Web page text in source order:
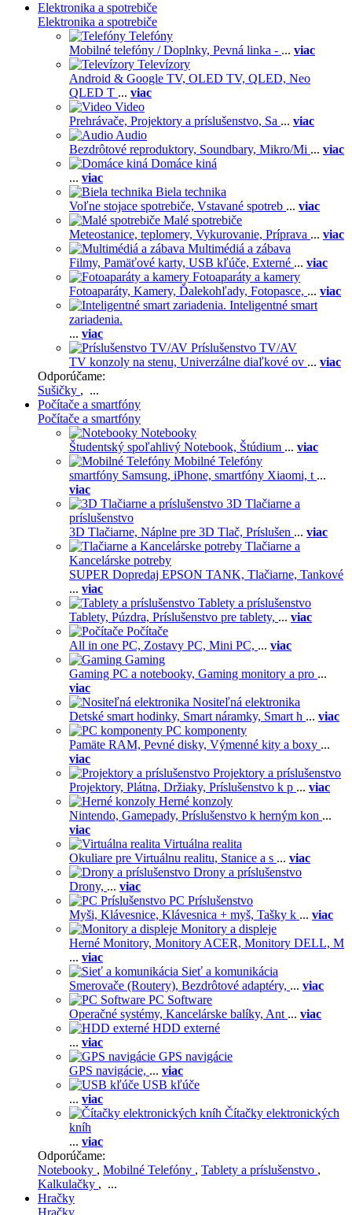
Elektronika a spotrebiče
Elektronika a spotrebiče
Telefóny
Mobilné telefóny / Doplnky, Pevná linka - ... viac
Televízory
Android & Google TV, OLED TV, QLED, Neo
QLED T ... viac
Video
Prehrávače, Projektory a príslušenstvo, Sa ... viac
Audio
Bezdrôtové reproduktory, Soundbary, Mikro/Mi ... viac
Domáce kiná
... viac
Biela technika
Voľne stojace spotrebiče, Vstavané spotreb ... viac
Malé spotrebiče
Meteostanice, teplomery, Vykurovanie, Príprava ... viac
Multimédiá a zábava
Filmy, Pamäťové karty, USB kľúče, Externé ... viac
Fotoaparáty a kamery
Fotoaparáty, Kamery, Ďalekohľady, Fotopasce, ... viac
Inteligentné smart
zariadenia.
... viac
Príslušenstvo TV/AV
TV konzoly na stenu, Univerzálne diaľkové ov ... viac
Odporúčame:
Sušičky , ...
Počítače a smartfóny
Počítače a smartfóny
Notebooky
Študentský spoľahlivý Notebook, Štúdium ... viac
Mobilné Telefóny
smartfóny Samsung, iPhone, smartfóny Xiaomi, t ...
viac
3D Tlačiarne a
príslušenstvo
3D Tlačiarne, Náplne pre 3D Tlač, Príslušen ... viac
Tlačiarne a
Kancelárske potreby
SUPER Dopredaj EPSON TANK, Tlačiarne, Tankové
... viac
Tablety a príslušenstvo
Tablety, Púzdra, Príslušenstvo pre tablety, ... viac
Počítače
All in one PC, Zostavy PC, Mini PC, ... viac
Gaming
Gaming PC a notebooky, Gaming monitory a pro ...
viac
Nositeľná elektronika
Detské smart hodinky, Smart náramky, Smart h ... viac
PC komponenty
Pamäte RAM, Pevné disky, Výmenné kity a boxy ...
viac
Projektory a príslušenstvo
Projektory, Plátna, Držiaky, Príslušenstvo k p ... viac
Herné konzoly
Nintendo, Gamepady, Príslušenstvo k herným kon ...
viac
Virtuálna realita
Okuliare pre Virtuálnu realitu, Stanice a s ... viac
Drony a príslušenstvo
Drony, ... viac
PC Príslušenstvo
Myši, Klávesnice, Klávesnica + myš, Tašky k ... viac
Monitory a displeje
Herné Monitory, Monitory ACER, Monitory DELL, M
... viac
Sieť a komunikácia
Smerovače (Routery), Bezdrôtové adaptéry, ... viac
PC Software
Operačné systémy, Kancelárske balíky, Ant ... viac
HDD externé
... viac
GPS navigácie
GPS navigácie, ... viac
USB kľúče
... viac
Čítačky elektronických
kníh
... viac
Odporúčame:
Notebooky , Mobilné Telefóny , Tablety a príslušenstvo ,
Kalkulačky , ...
Hračky
Hračky